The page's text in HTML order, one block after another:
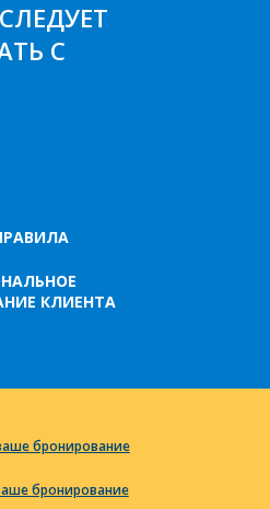
С
КЛИЕНТА
бронирование
бронирование